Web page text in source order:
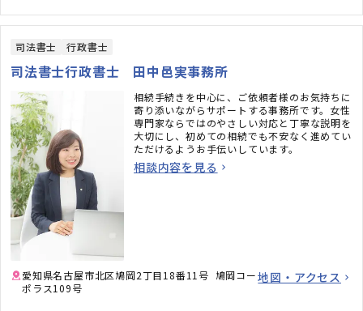
司法書士 行政書士
司法書士行政書士 田中邑実事務所
相続手続きを中心に、ご依頼者様のお気持ちに
寄り添いながらサポートする事務所です。女性
専門家ならではのやさしい対応と丁寧な説明を
大切にし、初めての相続でも不安なく進めてい
ただけるようお手伝いしています。
相談内容を見る
愛知県名古屋市北区鳩岡2丁目18番11号 鳩岡コー
ポラス109号
地図・アクセス